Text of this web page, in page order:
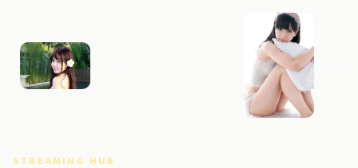
STREAMING HUB